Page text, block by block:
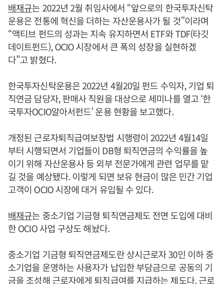
배재규는 2022년 2월 취임사에서 “앞으로의 한국투자신탁
운용은 전통에 혁신을 더하는 자산운용사가 될 것”이라며
“액티브 펀드의 성과는 지속 유지하면서 ETF와 TDF(타깃
데이트펀드), OCIO 시장에서 큰 폭의 성장을 실현하겠
다”고 밝혔다.
한국투자신탁운용은 2022년 4월20일 펀드 수익자, 기업 퇴
직연금 담당자, 판매사 직원을 대상으로 세미나를 열고 ‘한
국투자OCIO알아서펀드’ 운용 현황을 보고했다.
개정된 근로자퇴직급여보장법 시행령이 2022년 4월14일
부터 시행되면서 기업들이 DB형 퇴직연금의 수익률을 높
이기 위해 자산운용사 등 외부 전문가에게 관련 업무를 맡
길 것을 예상됐다. 이렇게 되면 보유 현금이 많은 민간 기업
고객이 OCIO 시장에 대거 유입될 수 있다.
배재규는 중소기업 기금형 퇴직연금제도 전면 도입에 대비
한 OCIO 사업 구상도 해놨다.
중소기업 기금형 퇴직연금제도란 상시근로자 30인 이하 중
소기업을 운영하는 사용자가 납입한 부담금으로 공동의 기
금을 조성해 근로자에게 퇴직급여를 지급하는 제도다. 근로